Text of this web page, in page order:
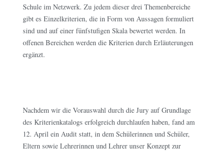
Schule im Netzwerk. Zu jedem dieser drei Themenbereiche
gibt es Einzelkriterien, die in Form von Aussagen formuliert
sind und auf einer fünfstufigen Skala bewertet werden. In
offenen Bereichen werden die Kriterien durch Erläuterungen
ergänzt.
Nachdem wir die Vorauswahl durch die Jury auf Grundlage
des Kriterienkatalogs erfolgreich durchlaufen haben, fand am
12. April ein Audit statt, in dem Schülerinnen und Schüler,
Eltern sowie Lehrerinnen und Lehrer unser Konzept zur